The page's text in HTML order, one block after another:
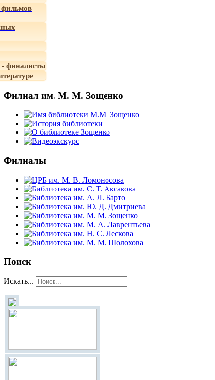
- финалисты
Филиал им. М. М. Зощенко
Филиалы
Поиск
Искать...